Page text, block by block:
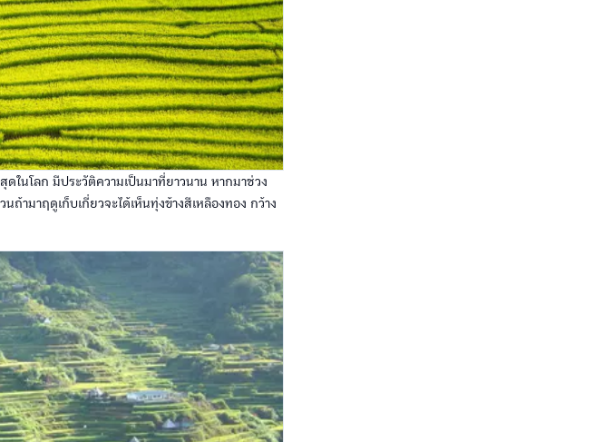
ในโลก มีประวัติความเป็นมาที่ยาวนาน หากมาช่วง
ถ้ามาฤดูเก็บเกี่ยวจะได้เห็นทุ่งข้างสีเหลืองทอง กว้าง